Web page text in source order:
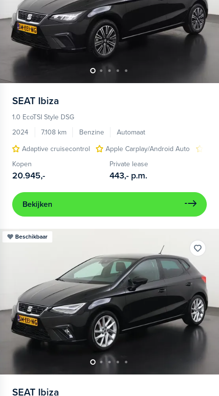
SEAT Ibiza
1.0 EcoTSI Style DSG
2024
7.108 km Benzine
Automaat
Adaptive cruisecontrol
Apple Carplay/Android Auto
Kopen
20.945,-
Private lease
443,- p.m.
Bekijken
Beschikbaar
SEAT Ibiza